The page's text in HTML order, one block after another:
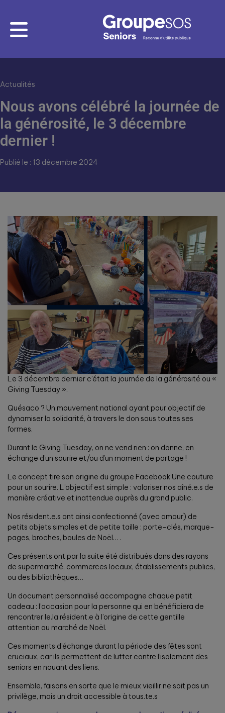
Actualités
Nous avons célébré la journée de
la générosité, le 3 décembre
dernier !
Publié le : 13 décembre 2024
Le 3 décembre dernier c’était la journée de la générosité ou «
Giving Tuesday ».
Quésaco ? Un mouvement national ayant pour objectif de
dynamiser la solidarité, à travers le don sous toutes ses
formes.
Durant le Giving Tuesday, on ne vend rien : on donne, en
échange d’un sourire et/ou d’un moment de partage !
Le concept tire son origine du groupe Facebook Une couture
pour un sourire. L’objectif est simple : valoriser nos aîné.e.s de
manière créative et inattendue auprès du grand public.
Nos résident.e.s ont ainsi confectionné (avec amour) de
petits objets simples et de petite taille : porte-clés, marque-
pages, broches, boules de Noël… .
Ces présents ont par la suite été distribués dans des rayons
de supermarché, commerces locaux, établissements publics,
ou des bibliothèques…
Un document personnalisé accompagne chaque petit
cadeau : l’occasion pour la personne qui en bénéficiera de
rencontrer le.la résident.e à l’origine de cette gentille
attention au marché de Noël.
Ces moments d’échange durant la période des fêtes sont
cruciaux, car ils permettent de lutter contre l’isolement des
seniors en nouant des liens.
Ensemble, faisons en sorte que le mieux vieillir ne soit pas un
privilège, mais un droit accessible à tous.te.s